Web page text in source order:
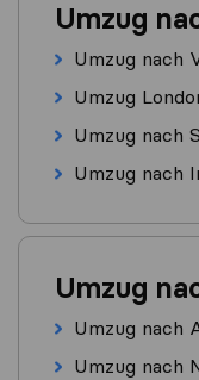
Umzug
Umzug nach
Umzug
Umzug nach
Umzug nach
Umzug
Umzug nach
Umzug nach